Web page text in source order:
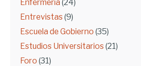
Enfermería (24)
Entrevistas (9)
Escuela de Gobierno (35)
Estudios Universitarios (21)
Foro (31)